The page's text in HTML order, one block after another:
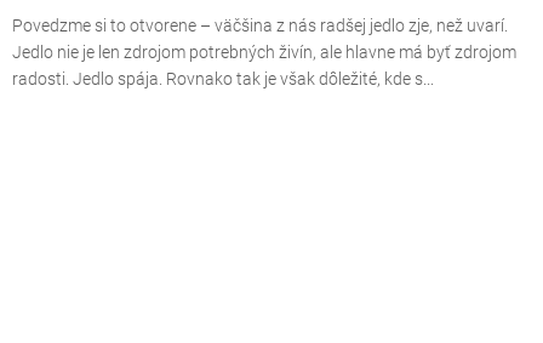
Povedzme si to otvorene – väčšina z nás radšej jedlo zje, než uvarí.
Jedlo nie je len zdrojom potrebných živín, ale hlavne má byť zdrojom
radosti. Jedlo spája. Rovnako tak je však dôležité, kde s...